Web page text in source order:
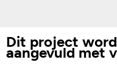
Dit project
aangevuld met